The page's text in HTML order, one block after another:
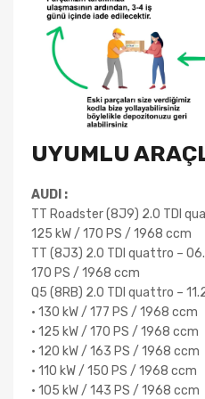
UYUMLU
AUDI :
TT Roadster (8J9) 2.0 TDI
125 kW / 170 PS / 1968 ccm
TT (8J3) 2.0 TDI quattro –
170 PS / 1968 ccm
Q5 (8RB) 2.0 TDI quattro –
• 130 kW / 177 PS / 1968 ccm
• 125 kW / 170 PS / 1968 ccm
• 120 kW / 163 PS / 1968 ccm
• 110 kW / 150 PS / 1968 ccm
• 105 kW / 143 PS / 1968 ccm